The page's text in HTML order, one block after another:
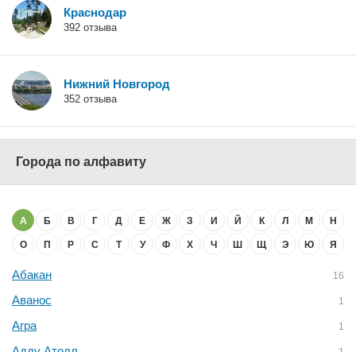
Краснодар
392 отзыва
Нижний Новгород
352 отзыва
Города по алфавиту
А Б В Г Д Е Ж З И Й К Л М Н
О П Р С Т У Ф Х Ч Ш Щ Э Ю Я
Абакан 16
Аванос 1
Агра 1